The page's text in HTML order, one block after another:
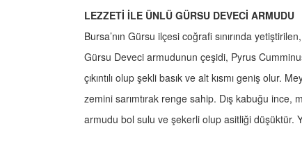
LEZZETİ İLE ÜNLÜ GÜRSU DEVECİ ARMUDU
Bursa’nın Gürsu ilçesi coğrafi sınırında
Gürsu Deveci armudunun çeşidi, Pyrus
çıkıntılı olup şekli basık ve alt kısmı geniş olur.
zemini sarımtırak renge sahip. Dış kabuğu
armudu bol sulu ve şekerli olup asitliği düşüktür.